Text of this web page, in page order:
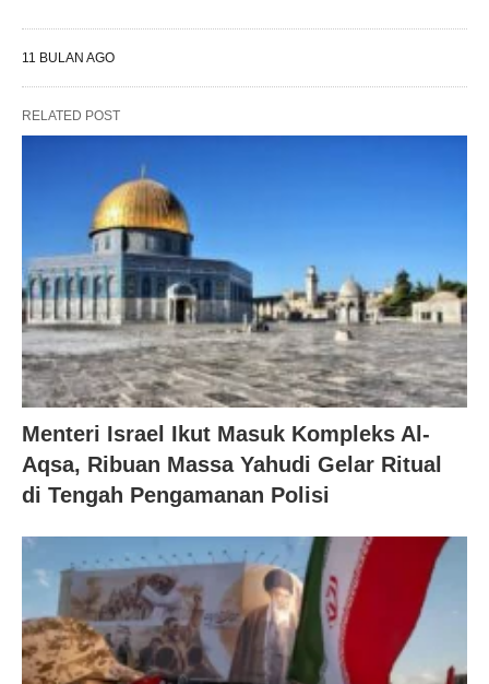
11 BULAN AGO
RELATED POST
Menteri Israel Ikut Masuk Kompleks Al-
Aqsa, Ribuan Massa Yahudi Gelar Ritual
di Tengah Pengamanan Polisi